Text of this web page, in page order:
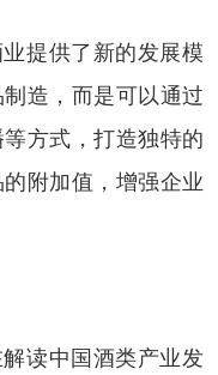
提供了新的发展模
造，而是可以通过
方式，打造独特的
附加值，增强企业
读中国酒类产业发